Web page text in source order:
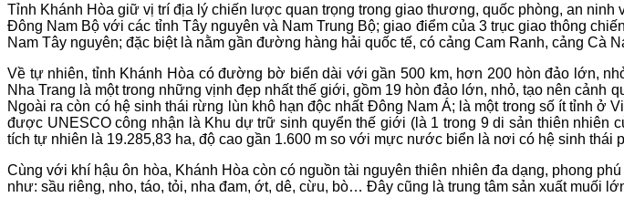
Tỉnh Khánh Hòa giữ vị trí địa lý chiến lược quan trọng trong giao thương, quốc phòng, an ninh
Đông Nam Bộ với các tỉnh Tây nguyên và Nam Trung Bộ; giao điểm của 3 trục giao thông
Nam Tây nguyên; đặc biệt là nằm gần đường hàng hải quốc tế, có cảng Cam Ranh, cảng Cà
Về tự nhiên, tỉnh Khánh Hòa có đường bờ biển dài với gần 500 km, hơn 200 hòn đảo lớn,
Nha Trang là một trong những vịnh đẹp nhất thế giới, gồm 19 hòn đảo lớn, nhỏ, tạo nên
Ngoài ra còn có hệ sinh thái rừng lùn khô hạn độc nhất Đông Nam Á; là một trong số ít tỉnh
được UNESCO công nhận là Khu dự trữ sinh quyển thế giới (là 1 trong 9 di sản thiên
tích tự nhiên là 19.285,83 ha, độ cao gần 1.600 m so với mực nước biển là nơi có hệ sinh thái
Cùng với khí hậu ôn hòa, Khánh Hòa còn có nguồn tài nguyên thiên nhiên đa dạng, phong
như: sầu riêng, nho, táo, tỏi, nha đam, ớt, dê, cừu, bò… Đây cũng là trung tâm sản xuất muối